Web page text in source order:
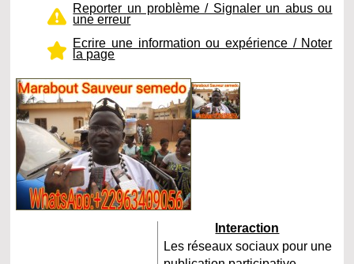
Reporter un problème / Signaler un abus ou
une erreur
Ecrire une information ou expérience / Noter
la page
Interaction
Les réseaux sociaux pour une